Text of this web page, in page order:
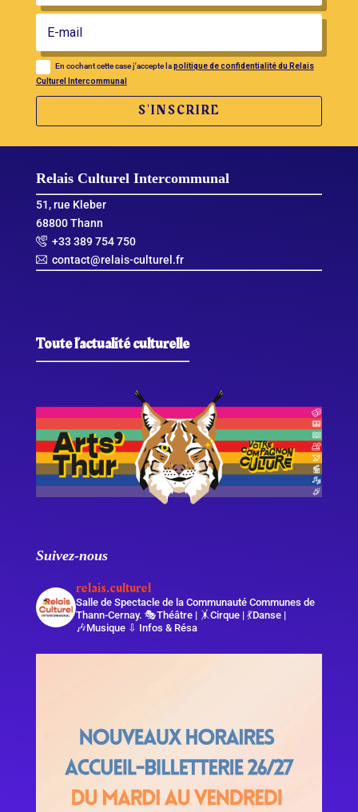
En cochant cette case j'accepte lapolitique de confidentialité du Relais
Culturel Intercommunal
S'INSCRIRE
Relais Culturel Intercommunal
51, rue Kleber
68800 Thann
+33 389 754 750
contact@relais-culturel.fr
Toute l’actualité culturelle
Suivez-nous
relais.culturel
Salle de Spectacle de la Communauté Communes de
Thann-Cernay. 🎭Théâtre | 🤸Cirque | 💃Danse |
🎶Musique⇩ Infos & Résa